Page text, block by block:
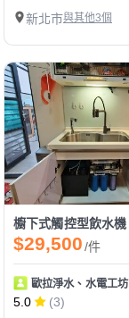
新北市與其他3個
櫥下式觸控型飲水機
$29,500/件
歐拉淨水、水電工坊
5.0
(3)